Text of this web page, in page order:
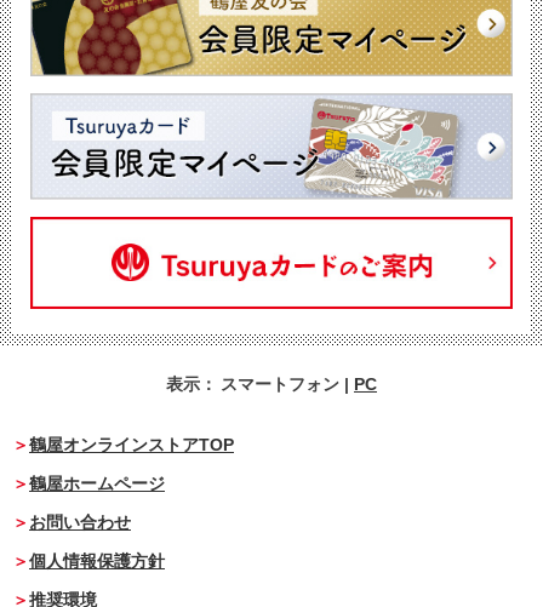
表示： スマートフォン | PC
鶴屋オンラインストアTOP
鶴屋ホームページ
お問い合わせ
個人情報保護方針
推奨環境